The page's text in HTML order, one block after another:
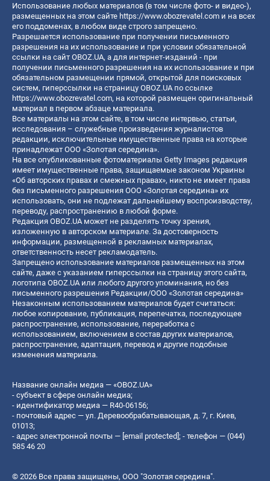
Использование любых материалов (в том числе фото- и видео-),
размещенных на этом сайте https://www.obozrevatel.com и на всех
его поддоменах, в любом виде строго запрещено.
Разрешается использование при получении письменного
разрешения на их использование и при условии обязательной
ссылки на сайт OBOZ.UA, а для интернет-изданий - при
получении письменного разрешения на их использование и при
обязательном размещении прямой, открытой для поисковых
систем, гиперссылки на страницу OBOZ.UA по ссылке
https://www.obozrevatel.com, на которой размещен оригинальный
материал в первом абзаце материала.
Все материалы на этом сайте, в том числе интервью, статьи,
исследования – служебные произведения журналистов
редакции, исключительные имущественные права на которые
принадлежат ООО «Золотая середина».
На все опубликованные фотоматериалы Getty Images редакция
имеет имущественные права, защищаемые законом Украины
«Об авторских правах и смежных правах», никто не имеет права
без письменного разрешения ООО «Золотая середина» их
использовать, они не подлежат дальнейшему воспроизводству,
переводу, распространению в любой форме.
Редакция OBOZ.UA может не разделять точку зрения,
изложенную в авторском материале. За достоверность
информации, размещенной в рекламных материалах,
ответственность несет рекламодатель.
Запрещено использование материалов размещенных на этом
сайте, даже с указанием гиперссылки на страницу этого сайта,
логотипа OBOZ.UA или любого другого упоминания, но без
письменного разрешения Редакции/ООО «Золотая середина»
Незаконным использованием материалов будет считаться:
любое копирование, публикация, перепечатка, последующее
распространение, использование, переработка с
использованием, включением в состав других материалов,
распространение, адаптация, перевод и другие подобные
изменения материала.
Название онлайн медиа — «OBOZ.UA»
- субъект в сфере онлайн медиа;
- идентификатор медиа — R40-06156;
- почтовый адрес — ул. Деревообрабатывающая, д. 7, г. Киев,
01013;
- адрес электронной почты — [email protected] ; - телефон — (044)
585 46 20
© 2026 Все права защищены, ООО "Золотая середина".